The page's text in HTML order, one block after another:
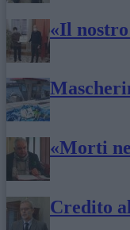
«Il
«Morti
Credito